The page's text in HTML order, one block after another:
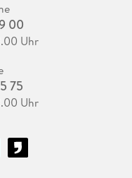
00
Uhr
75
Uhr